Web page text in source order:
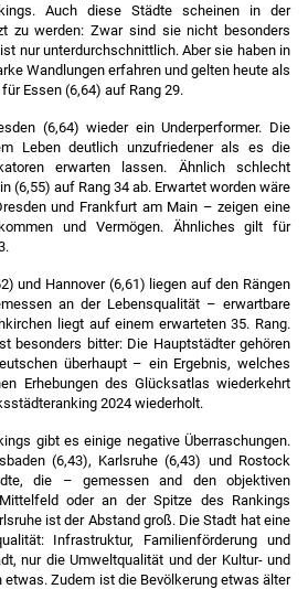
Auch diese Städte scheinen in der
zu werden: Zwar sind sie nicht besonders
nur unterdurchschnittlich. Aber sie haben in
Wandlungen erfahren und gelten heute als
Essen (6,64) auf Rang 29.
(6,64) wieder ein Underperformer. Die
Leben deutlich unzufriedener als es die
erwarten lassen. Ähnlich schlecht
(6,55) auf Rang 34 ab. Erwartet worden wäre
und Frankfurt am Main – zeigen eine
und Vermögen. Ähnliches gilt für
und Hannover (6,61) liegen auf den Rängen
an der Lebensqualität – erwartbare
liegt auf einem erwarteten 35. Rang.
besonders bitter: Die Hauptstädter gehören
überhaupt – ein Ergebnis, welches
Erhebungen des Glücksatlas wiederkehrt
2024 wiederholt.
gibt es einige negative Überraschungen.
(6,43), Karlsruhe (6,43) und Rostock
die – gemessen and den objektiven
oder an der Spitze des Rankings
ist der Abstand groß. Die Stadt hat eine
Infrastruktur, Familienförderung und
nur die Umweltqualität und der Kultur- und
Zudem ist die Bevölkerung etwas älter